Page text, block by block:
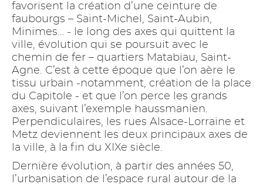
favorisent la création d’une ceinture de
faubourgs – Saint-Michel, Saint-Aubin,
Minimes… - le long des axes qui quittent la
ville, évolution qui se poursuit avec le
chemin de fer – quartiers Matabiau, Saint-
Agne. C’est à cette époque que l’on aère le
tissu urbain -notamment, création de la place
du Capitole - et que l’on perce les grands
axes, suivant l’exemple haussmanien.
Perpendiculaires, les rues Alsace-Lorraine et
Metz deviennent les deux principaux axes de
la ville, à la fin du XIXe siècle.
Dernière évolution, à partir des années 50,
l’urbanisation de l’espace rural autour de la